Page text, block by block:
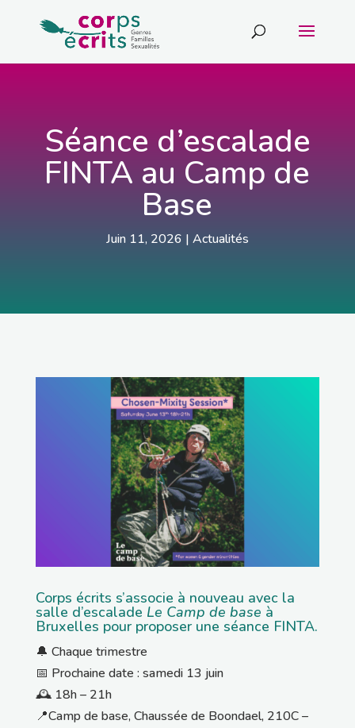
Séance d’escalade
FINTA au Camp de
Base
Juin 11, 2026 | Actualités
Corps écrits s’associe à nouveau avec la
salle d’escalade Le Camp de base à
Bruxelles pour proposer une séance FINTA.
🔔 Chaque trimestre
📅 Prochaine date : samedi 13 juin
🕰️ 18h – 21h
📍Camp de base, Chaussée de Boondael, 210C –